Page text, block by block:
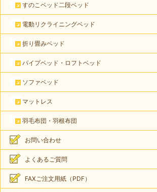
すのこベッド二段ベッド
電動リクライニングベッド
折り畳みベッド
パイプベッド・ロフトベッド
ソファベッド
マットレス
羽毛布団・羽根布団
お問い合わせ
よくあるご質問
FAXご注文用紙（PDF）